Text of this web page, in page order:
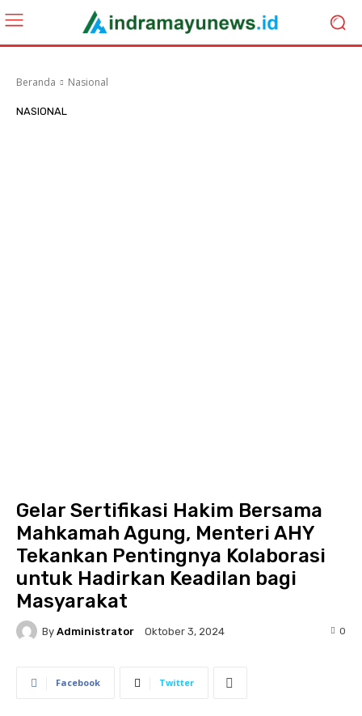
Beranda Nasional
NASIONAL
Gelar Sertifikasi Hakim Bersama
Mahkamah Agung, Menteri AHY
Tekankan Pentingnya Kolaborasi
untuk Hadirkan Keadilan bagi
Masyarakat
By Administrator Oktober 3, 2024 0
Facebook Twitter